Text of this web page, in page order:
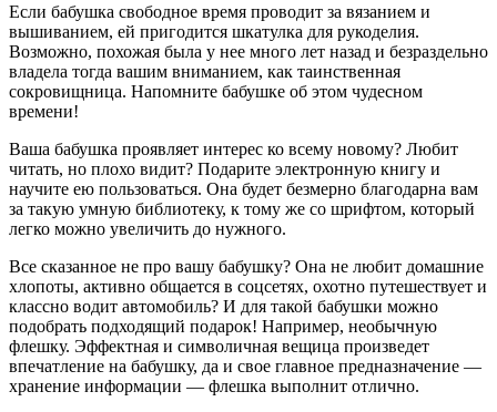
Если бабушка свободное время проводит за вязанием и
вышиванием, ей пригодится шкатулка для рукоделия.
Возможно, похожая была у нее много лет назад и безраздельно
владела тогда вашим вниманием, как таинственная
сокровищница. Напомните бабушке об этом чудесном
времени!
Ваша бабушка проявляет интерес ко всему новому? Любит
читать, но плохо видит? Подарите электронную книгу и
научите ею пользоваться. Она будет безмерно благодарна вам
за такую умную библиотеку, к тому же со шрифтом, который
легко можно увеличить до нужного.
Все сказанное не про вашу бабушку? Она не любит домашние
хлопоты, активно общается в соцсетях, охотно путешествует и
классно водит автомобиль? И для такой бабушки можно
подобрать подходящий подарок! Например, необычную
флешку. Эффектная и символичная вещица произведет
впечатление на бабушку, да и свое главное предназначение —
хранение информации — флешка выполнит отлично.